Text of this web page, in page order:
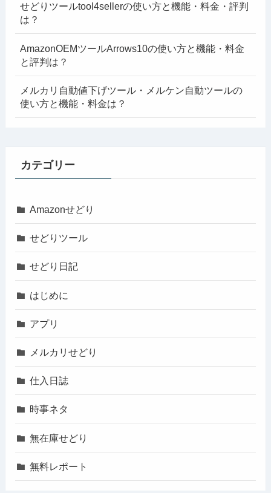
せどりツールtool4sellerの使い方と機能・料金・評判
は？
AmazonOEMツールArrows10の使い方と機能・料金
と評判は？
メルカリ自動値下げツール・メルケン自動ツールの
使い方と機能・料金は？
カテゴリー
Amazonせどり
せどりツール
せどり日記
はじめに
アプリ
メルカリせどり
仕入日誌
時事ネタ
無在庫せどり
無料レポート